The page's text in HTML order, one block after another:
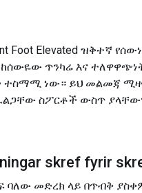
Foot Elevated ዝቅተኛ
ጥንካሬ እና
ተስማሚ ነው። ይህ መልመጃ
ስፖርቶች ውስጥ
skref fyrir
ባለው መድረክ ላይ በጥብቅ